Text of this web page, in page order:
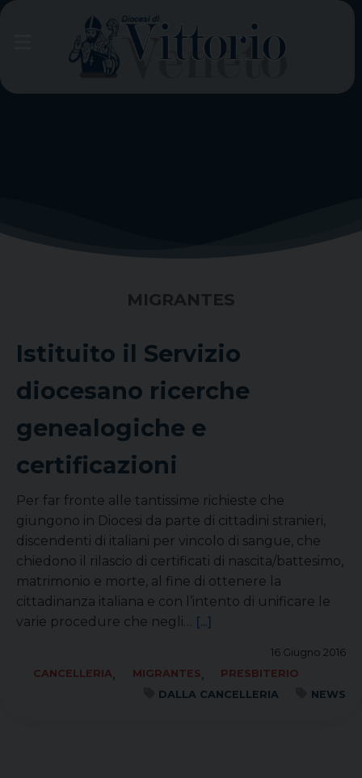
Skip
MIGRANTES
Istituito il Servizio
diocesano ricerche
genealogiche e
certificazioni
Per far fronte alle tantissime richieste che
giungono in Diocesi da parte di cittadini stranieri,
discendenti di italiani per vincolo di sangue, che
chiedono il rilascio di certificati di nascita/battesimo,
matrimonio e morte, al fine di ottenere la
cittadinanza italiana e con l’intento di unificare le
varie procedure che negli… [...]
16 Giugno 2016
CANCELLERIA, MIGRANTES,
PRESBITERIO
DALLA CANCELLERIA
NEWS